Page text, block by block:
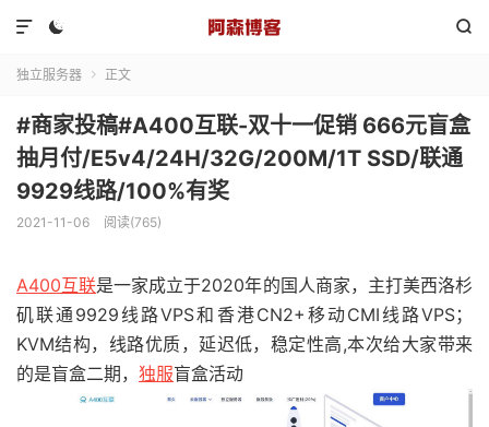
 

独立服务器  正文
#商家投稿#A400互联-双十一促销 666元盲盒
抽月付/E5v4/24H/32G/200M/1T SSD/联通
9929线路/100%有奖
2021-11-06 阅读(765)
A400互联是一家成立于2020年的国人商家，主打美西洛杉
矶联通9929线路VPS和香港CN2+移动CMI线路VPS；
KVM结构，线路优质，延迟低，稳定性高,本次给大家带来
的是盲盒二期， 独服盲盒活动